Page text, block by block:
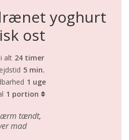
yoghurt
ost
alt 24 timer
5 min.
1 uge
1 portion
tændt,
mad